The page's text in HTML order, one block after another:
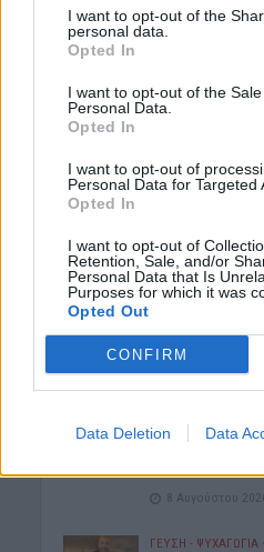
I want to opt-out of the
personal data.
Opted In
I want to opt-out of the
Personal Data.
Opted In
I want to opt-out of
Personal Data for Targeted
Opted In
I want to opt-out of
Retention, Sale, and/or
Personal Data that Is
Purposes for which it was
Opted Out
CONFIRM
Data Deletion Data
ΚΡΗΤΗ • ΝΕΟΙ
Κρήτη –
8 Αυγούστου
Φοιτητική
στις
ΔΉΜΟΣ ΚΙΣΆΜΟΥ
Κίσαμος: Η
στο Λαφονήσι
8 Αυγούστου
Κίσαμος: «Η
8 Αυγούστου
ΓΕΎΣΗ - ΨΥΧΑΓΩΓΊΑ